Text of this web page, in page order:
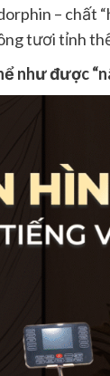
– chất
tươi tỉnh
như được